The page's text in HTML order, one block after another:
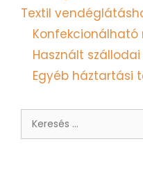
Textil
Használt
Egyéb háztartási